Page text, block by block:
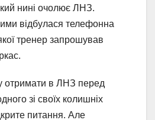
нині очолює ЛНЗ.
відбулася телефонна
тренер запрошував
отримати в ЛНЗ перед
зі своїх колишніх
питання. Але